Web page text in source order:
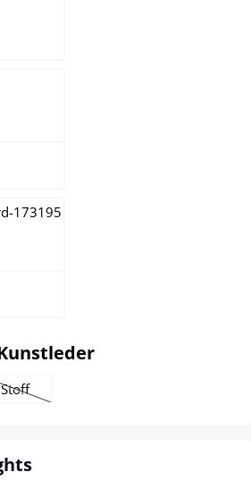
auswählen
Stoff
(Diese Option ist zurzeit nicht verfügbar.)